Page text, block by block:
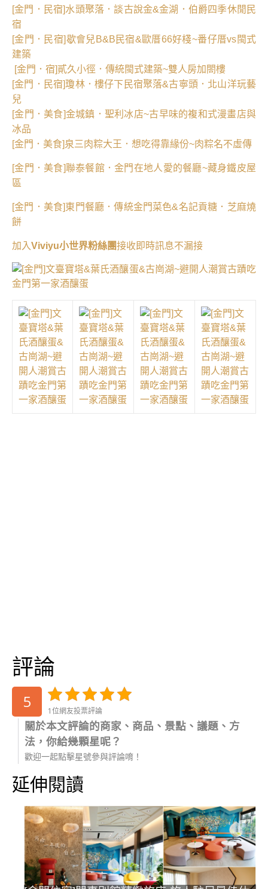
[金門．民宿]水頭聚落．談古說金&金湖．伯爵四季休閒民
宿
[金門．民宿]歇會兒B&B民宿&歐厝66好棧~番仔厝vs閩式
建築
[金門．宿]貳久小徑．傳統閩式建築~雙人房加閤樓
[金門．民宿]瓊林．樓仔下民宿聚落&古寧頭．北山洋玩藝
兒
[金門．美食]金城鎮．聖利冰店~古早味的複和式漫畫店與
冰品
[金門．美食]泉三肉粽大王．想吃得靠緣份~肉粽名不虛傳
[金門．美食]聯泰餐館．金門在地人愛的餐廳~藏身鐵皮屋
區
[金門．美食]東門餐廳．傳統金門菜色&名記貢糖．芝麻燒
餅
加入Viviyu小世界粉絲團接收即時訊息不漏接
評論
5 1位網友投票評論
關於本文評論的商家、商品、景點、議題、方
法，你給幾顆星呢？
歡迎一起點擊星號參與評論唷！
延伸閱讀